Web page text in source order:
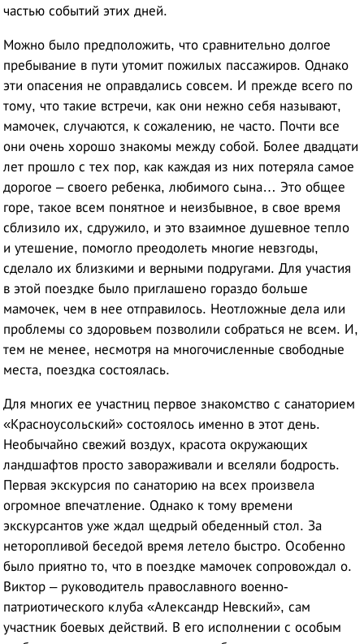
частью событий этих дней.
Можно было предположить, что сравнительно долгое
пребывание в пути утомит пожилых пассажиров. Однако
эти опасения не оправдались совсем. И прежде всего по
тому, что такие встречи, как они нежно себя называют,
мамочек, случаются, к сожалению, не часто. Почти все
они очень хорошо знакомы между собой. Более двадцати
лет прошло с тех пор, как каждая из них потеряла самое
дорогое – своего ребенка, любимого сына… Это общее
горе, такое всем понятное и неизбывное, в свое время
сблизило их, сдружило, и это взаимное душевное тепло
и утешение, помогло преодолеть многие невзгоды,
сделало их близкими и верными подругами. Для участия
в этой поездке было приглашено гораздо больше
мамочек, чем в нее отправилось. Неотложные дела или
проблемы со здоровьем позволили собраться не всем. И,
тем не менее, несмотря на многочисленные свободные
места, поездка состоялась.
Для многих ее участниц первое знакомство с санаторием
«Красноусольский» состоялось именно в этот день.
Необычайно свежий воздух, красота окружающих
ландшафтов просто завораживали и вселяли бодрость.
Первая экскурсия по санаторию на всех произвела
огромное впечатление. Однако к тому времени
экскурсантов уже ждал щедрый обеденный стол. За
неторопливой беседой время летело быстро. Особенно
было приятно то, что в поездке мамочек сопровождал о.
Виктор – руководитель православного военно-
патриотического клуба «Александр Невский», сам
участник боевых действий. В его исполнении с особым